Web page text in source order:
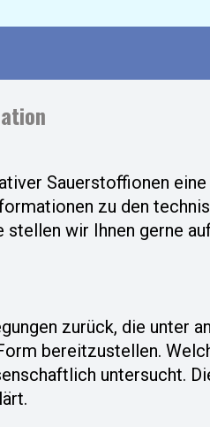
Sauerstoffionen
zu den
wir Ihnen gerne
zurück, die unter
bereitzustellen.
untersucht.